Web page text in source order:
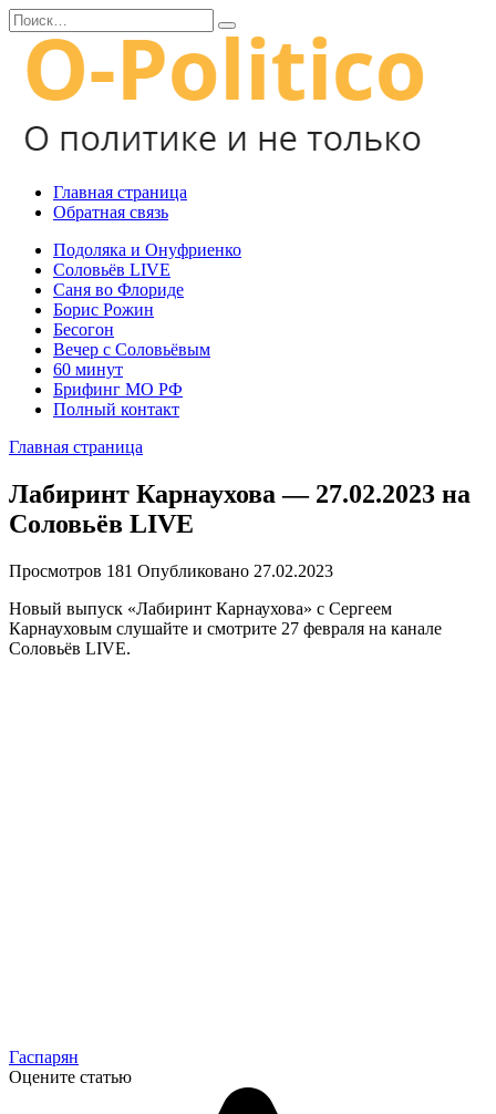
Перейти
к
содержанию
Search
for:
Главная страница
Обратная связь
Подоляка и Онуфриенко
Соловьёв LIVE
Саня во Флориде
Борис Рожин
Бесогон
Вечер с Соловьёвым
60 минут
Брифинг МО РФ
Полный контакт
Главная страница
Лабиринт Карнаухова — 27.02.2023 на
Соловьёв LIVE
Просмотров 181 Опубликовано 27.02.2023
Новый выпуск «Лабиринт Карнаухова» с Сергеем
Карнауховым слушайте и смотрите 27 февраля на канале
Соловьёв LIVE.
Гаспарян
Оцените статью